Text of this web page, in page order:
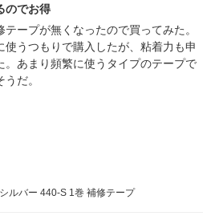
のでお得
ープが無くなったので買ってみた。
うつもりで購入したが、粘着力も申
。あまり頻繁に使うタイプのテープで
だ。
ルバー 440-S 1巻 補修テープ